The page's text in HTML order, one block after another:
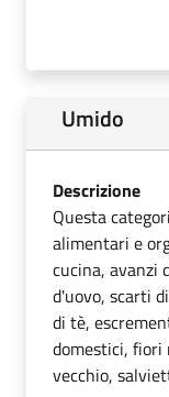
Umido
Descrizione
Questa
alimentari e
cucina, avanzi
d'uovo, scarti
di tè,
domestici, fiori
vecchio,